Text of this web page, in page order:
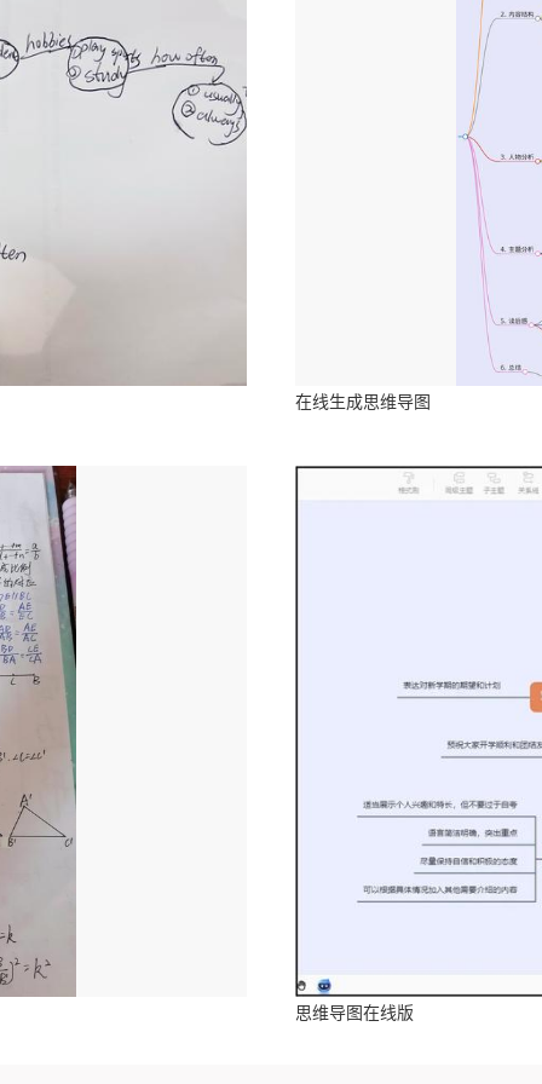
在线生成思维导图
思维导图在线版